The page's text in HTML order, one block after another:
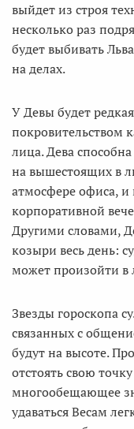
выйдет из строя
несколько раз
будет выбивать
на делах.
У Девы будет
покровительством
лица. Дева
на вышестоящих в
атмосфере офиса, и
корпоративной
Другими словами,
козыри весь день:
может произойти
Звезды гороскопа
связанных с
будут на высоте.
отстоять свою
многообещающее
удаваться Весам